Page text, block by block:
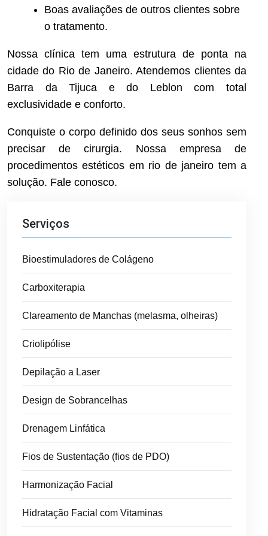
Serviços
Bioestimuladores de Colágeno
Carboxiterapia
Clareamento de Manchas (melasma, olheiras)
Criolipólise
Depilação a Laser
Design de Sobrancelhas
Drenagem Linfática
Fios de Sustentação (fios de PDO)
Harmonização Facial
Hidratação Facial com Vitaminas
Boas avaliações de outros clientes sobre
o tratamento.
Nossa clínica tem uma estrutura de ponta na
cidade do Rio de Janeiro. Atendemos clientes da
Barra da Tijuca e do Leblon com total
exclusividade e conforto.
Conquiste o corpo definido dos seus sonhos sem
precisar de cirurgia. Nossa empresa de
procedimentos estéticos em rio de janeiro tem a
solução. Fale conosco.